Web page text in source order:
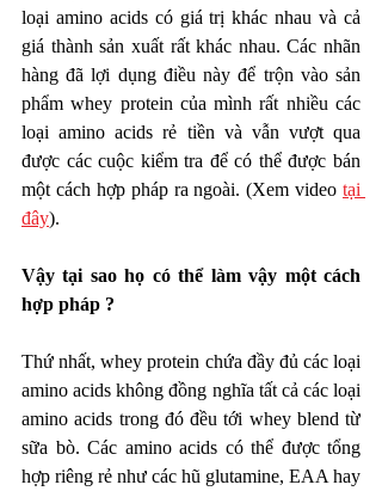
loại amino acids có giá trị khác nhau và cả
giá thành sản xuất rất khác nhau. Các nhãn
hàng đã lợi dụng điều này để trộn vào sản
phẩm whey protein của mình rất nhiều các
loại amino acids rẻ tiền và vẫn vượt qua
được các cuộc kiểm tra để có thể được bán
một cách hợp pháp ra ngoài. (Xem video tại
đây).
Vậy tại sao họ có thể làm vậy một cách
hợp pháp ?
Thứ nhất, whey protein chứa đầy đủ các loại
amino acids không đồng nghĩa tất cả các loại
amino acids trong đó đều tới whey blend từ
sữa bò. Các amino acids có thể được tổng
hợp riêng rẻ như các hũ glutamine, EAA hay